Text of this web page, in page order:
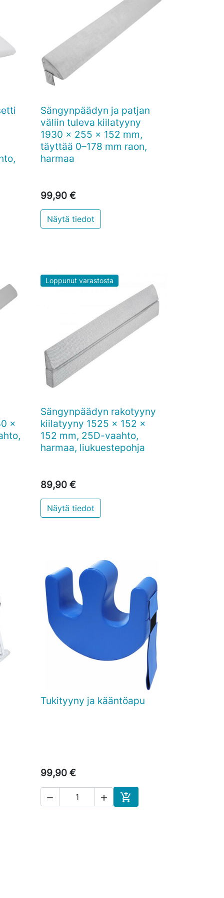
 Pikakatselu
Sängynpäädyn ja patjan
väliin tuleva kiilatyyny
1930 x 255 x 152 mm,
täyttää 0–178 mm raon,
harmaa
99,90 €
Näytä tiedot
x
Loppunut varastosta
 Pikakatselu
Sängynpäädyn rakotyyny
kiilatyyny 1525 x 152 x
152 mm, 25D-vaahto,
harmaa, liukuestepohja
89,90 €
Näytä tiedot
 Pikakatselu
Tukityyny ja kääntöapu
99,90 €
  
Ostoskoriin